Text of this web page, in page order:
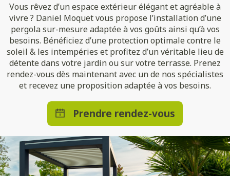
Vous rêvez d’un espace extérieur élégant et agréable à
vivre ? Daniel Moquet vous propose l’installation d’une
pergola sur-mesure adaptée à vos goûts ainsi qu’à vos
besoins. Bénéficiez d’une protection optimale contre le
soleil & les intempéries et profitez d’un véritable lieu de
détente dans votre jardin ou sur votre terrasse. Prenez
rendez-vous dès maintenant avec un de nos spécialistes
et recevez une proposition adaptée à vos besoins.
Prendre rendez-vous